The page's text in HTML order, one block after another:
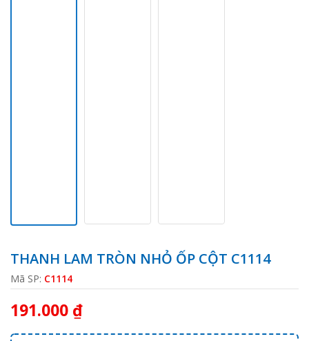
THANH LAM TRÒN NHỎ ỐP CỘT C1114
Mã SP: C1114
191.000 ₫